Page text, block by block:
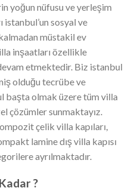
yoğun nüfusu ve yerleşim
istanbul’un sosyal ve
müstakil ev
inşaatları özellikle
etmektedir. Biz istanbul
olduğu tecrübe ve
başta olmak üzere tüm villa
çözümler sunmaktayız.
çelik villa kapıları,
lamine dış villa kapısı
ayrılmaktadır.
?